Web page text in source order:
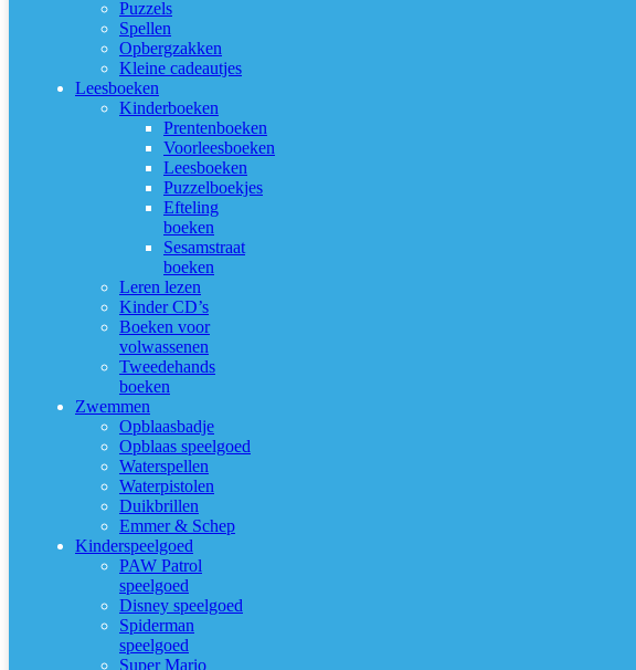
Puzzels
Spellen
Opbergzakken
Kleine cadeautjes
Leesboeken
Kinderboeken
Prentenboeken
Voorleesboeken
Leesboeken
Puzzelboekjes
Efteling
boeken
Sesamstraat
boeken
Leren lezen
Kinder CD’s
Boeken voor
volwassenen
Tweedehands
boeken
Zwemmen
Opblaasbadje
Opblaas speelgoed
Waterspellen
Waterpistolen
Duikbrillen
Emmer & Schep
Kinderspeelgoed
PAW Patrol
speelgoed
Disney speelgoed
Spiderman
speelgoed
Super Mario